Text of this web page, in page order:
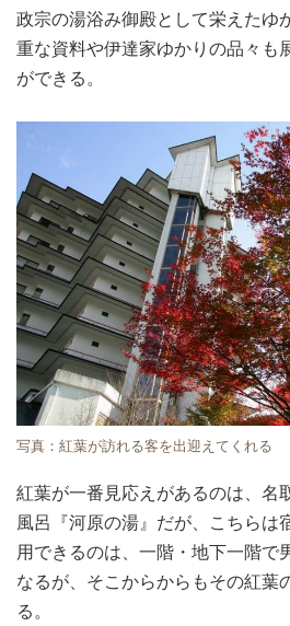
政宗の湯浴み御殿として栄えたゆ
重な資料や伊達家ゆかりの品々も
ができる。
写真：紅葉が訪れる客を出迎えてくれる
紅葉が一番見応えがあるのは、名
風呂『河原の湯』だが、こちらは
用できるのは、一階・地下一階で
なるが、そこからからもその紅葉
る。